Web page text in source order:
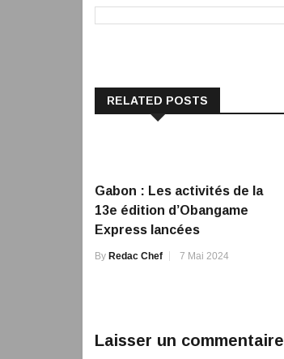
RELATED POSTS
Gabon : Les activités de la
13e édition d’Obangame
Express lancées
By Redac Chef 7 Mai 2024
Laisser un commentaire